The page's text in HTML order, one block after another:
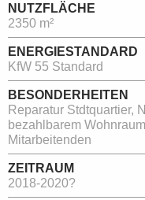
NUTZFLÄCHE
2350 m²
ENERGIESTANDARD
KfW 55 Standard
BESONDERHEITEN
Reparatur Stdtquartier,
bezahlbarem
Mitarbeitenden
ZEITRAUM
2018-2020?